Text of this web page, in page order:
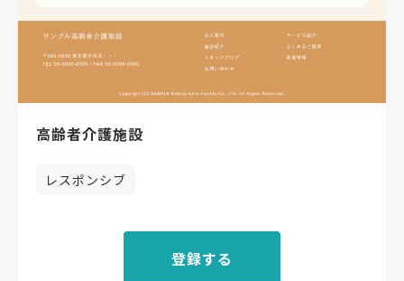
高齢者介護施設
レスポンシブ
登録する